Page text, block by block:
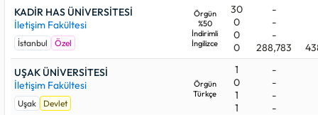
KADİR HAS ÜNİVERSİTESİ
İletişim Fakültesi
İstanbul Özel
Örgün
%50
İndirimli
İngilizce
30
0
0
0
-
-
-
288,783
UŞAK ÜNİVERSİTESİ
İletişim Fakültesi
Uşak Devlet
Örgün
Türkçe
1
0
1
1
-
-
-
-